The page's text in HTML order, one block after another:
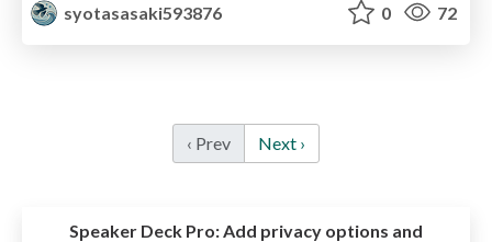
syotasasaki593876
0 72
‹ Prev Next ›
Speaker Deck Pro: Add privacy options and